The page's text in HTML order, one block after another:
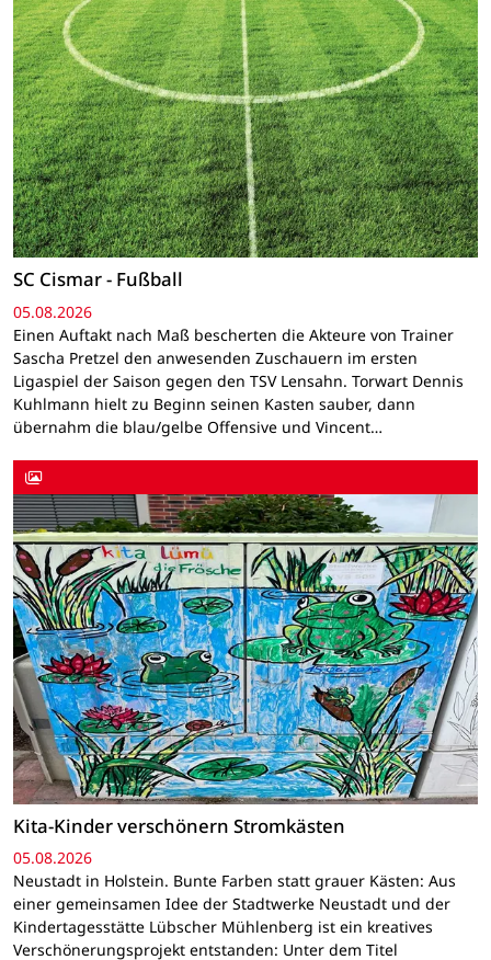
SC Cismar - Fußball
05.08.2026
Einen Auftakt nach Maß bescherten die Akteure von Trainer
Sascha Pretzel den anwesenden Zuschauern im ersten
Ligaspiel der Saison gegen den TSV Lensahn. Torwart Dennis
Kuhlmann hielt zu Beginn seinen Kasten sauber, dann
übernahm die blau/gelbe Offensive und Vincent…
Kita-Kinder verschönern Stromkästen
05.08.2026
Neustadt in Holstein. Bunte Farben statt grauer Kästen: Aus
einer gemeinsamen Idee der Stadtwerke Neustadt und der
Kindertagesstätte Lübscher Mühlenberg ist ein kreatives
Verschönerungsprojekt entstanden: Unter dem Titel